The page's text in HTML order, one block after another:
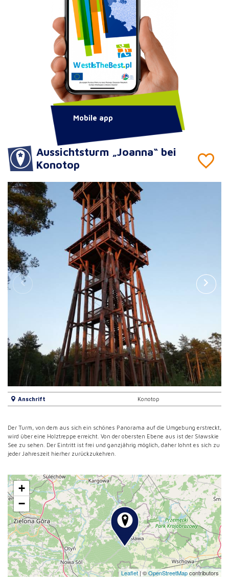
Aussichtsturm „Joanna“ bei
Konotop
Anschrift Konotop
Der Turm, von dem aus sich ein schönes Panorama auf die Umgebung erstreckt,
wird über eine Holztreppe erreicht. Von der obersten Ebene aus ist der Sławskie
See zu sehen. Der Eintritt ist frei und ganzjährig möglich, daher lohnt es sich zu
jeder Jahreszeit hierher zurückzukehren.
+
−
Leaflet |©OpenStreetMapcontributors
Mobile app